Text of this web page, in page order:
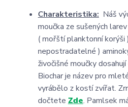
Charakteristika: Náš
moučka ze sušených
( mořští planktonní korýši
nepostradatelné )
živočišné moučky
Biochar je název pro
vyrábělo z kostí zvířat.
dočtete Zde. Pamlsek